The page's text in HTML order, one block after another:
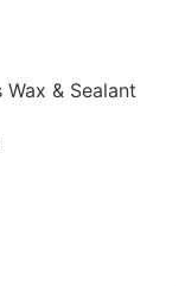
& Sealant